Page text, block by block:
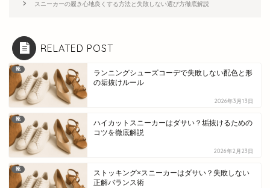
スニーカーの履き心地良くする方法と失敗しない選び方徹底解説
RELATED POST
靴
ランニングシューズコーデで失敗しない配色と形
の垢抜けルール
2026年3月13日
靴
ハイカットスニーカーはダサい？垢抜けるための
コツを徹底解説
2026年2月23日
靴
ストッキング×スニーカーはダサい？失敗しない
正解バランス術